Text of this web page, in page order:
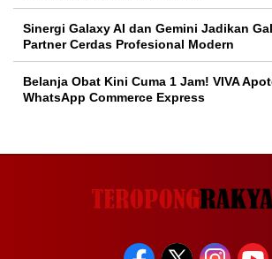
Sinergi Galaxy AI dan Gemini Jadikan
Partner Cerdas Profesional Modern
Belanja Obat Kini Cuma 1 Jam! VIVA
WhatsApp Commerce Express